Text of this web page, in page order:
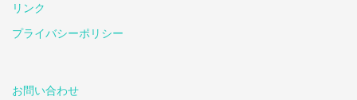
リンク
プライバシーポリシー
お問い合わせ